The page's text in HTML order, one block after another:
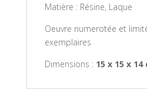
Matière : Résine, Laque
Oeuvre numerotée et
exemplaires
Dimensions : 15 x 15 x 14